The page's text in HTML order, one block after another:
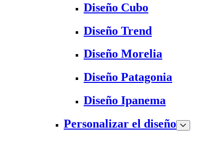
Diseño Cubo
Diseño Trend
Diseño Morelia
Diseño Patagonia
Diseño Ipanema
Personalizar el diseño